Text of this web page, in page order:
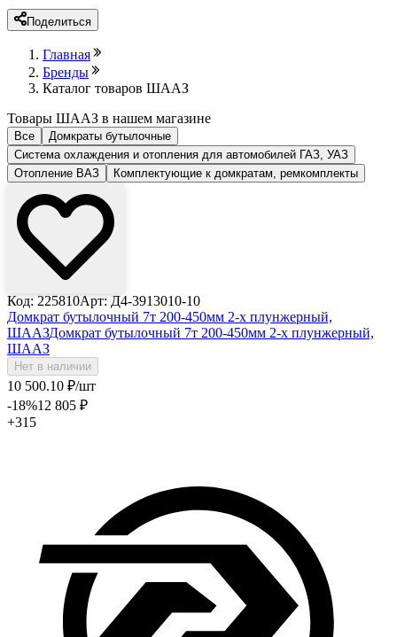
Поделиться
Главная
Бренды
Каталог товаров ШААЗ
Товары ШААЗ в нашем магазине
Все
Домкраты бутылочные
Система охлаждения и отопления для автомобилей ГАЗ, УАЗ
Отопление ВАЗ
Комплектующие к домкратам, ремкомплекты
Код: 225810Арт: Д4-3913010-10
Домкрат бутылочный 7т 200-450мм 2-х плунжерный,
ШААЗДомкрат бутылочный 7т 200-450мм 2-х плунжерный,
ШААЗ
Нет в наличии
10 500.10 ₽/шт
-18%12 805 ₽
+315